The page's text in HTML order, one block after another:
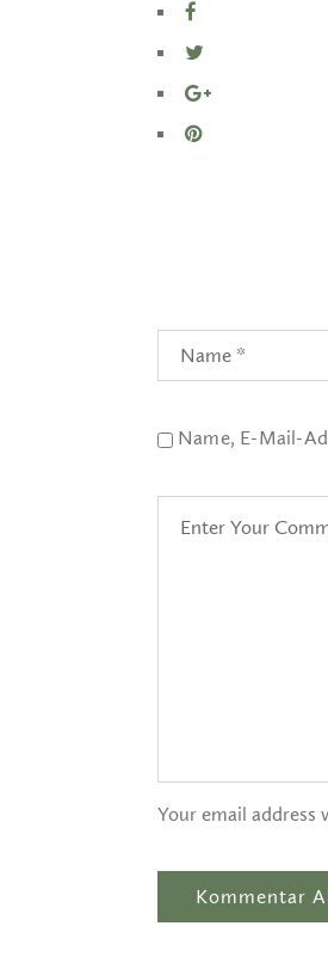
Name, E-Mail-
Your email address